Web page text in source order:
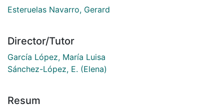
Esteruelas Navarro, Gerard
Director/Tutor
García López, María Luisa
Sánchez-López, E. (Elena)
Resum